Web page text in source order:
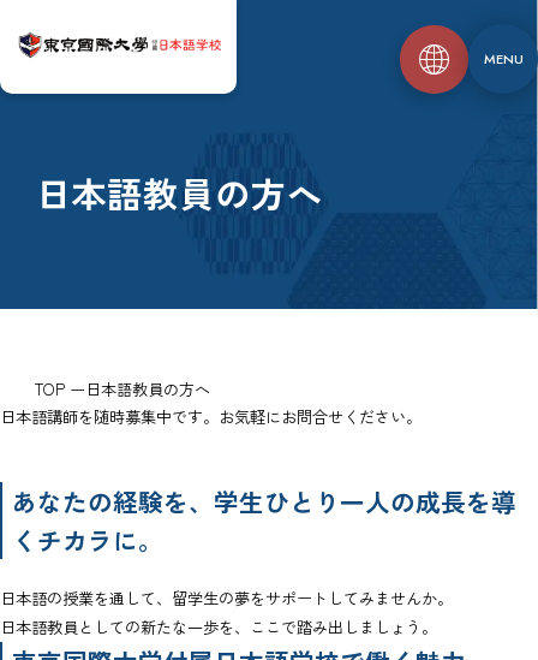
MENU
日本語教員の方へ
TOP
日本語教員の方へ
日本語講師を随時募集中です。お気軽にお問合せください。
あなたの経験を、学生ひとり一人の成長を導
くチカラに。
日本語の授業を通して、留学生の夢をサポートしてみませんか。
日本語教員としての新たな一歩を、ここで踏み出しましょう。